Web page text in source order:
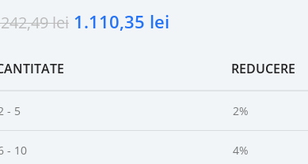
lei 1.110,35 lei
REDUCERE
- 5 2%
- 10 4%